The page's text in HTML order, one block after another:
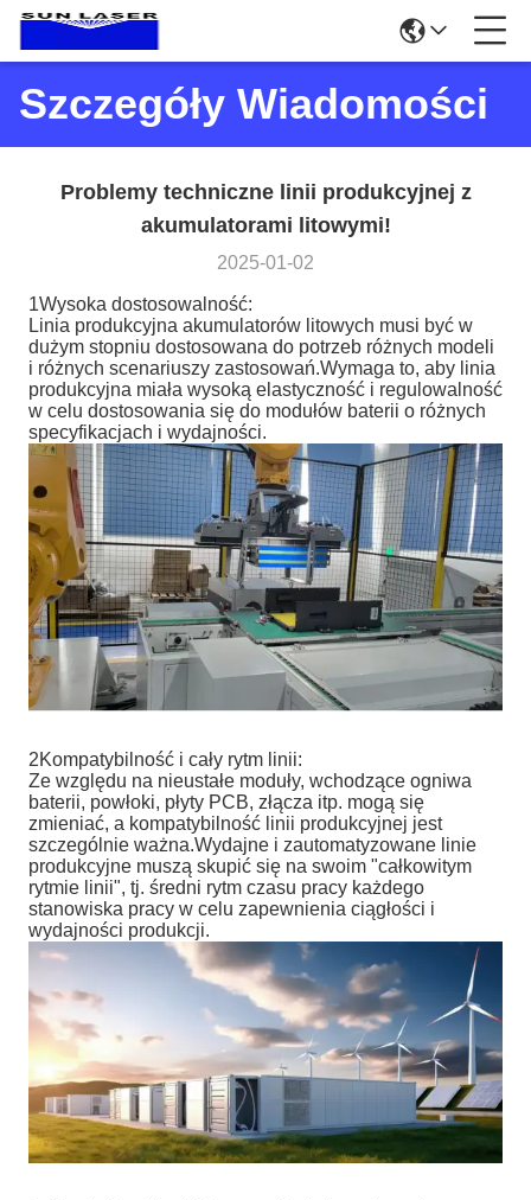
Szczegóły Wiadomości
Problemy techniczne linii produkcyjnej z
akumulatorami litowymi!
2025-01-02
1Wysoka dostosowalność:
Linia produkcyjna akumulatorów litowych musi być w
dużym stopniu dostosowana do potrzeb różnych modeli
i różnych scenariuszy zastosowań.Wymaga to, aby linia
produkcyjna miała wysoką elastyczność i regulowalność
w celu dostosowania się do modułów baterii o różnych
specyfikacjach i wydajności.
2Kompatybilność i cały rytm linii:
Ze względu na nieustałe moduły, wchodzące ogniwa
baterii, powłoki, płyty PCB, złącza itp. mogą się
zmieniać, a kompatybilność linii produkcyjnej jest
szczególnie ważna.Wydajne i zautomatyzowane linie
produkcyjne muszą skupić się na swoim "całkowitym
rytmie linii", tj. średni rytm czasu pracy każdego
stanowiska pracy w celu zapewnienia ciągłości i
wydajności produkcji.